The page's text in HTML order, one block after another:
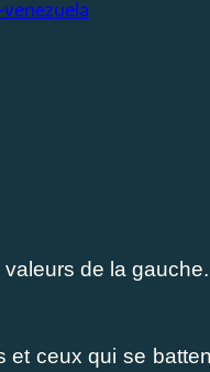
de la gauche.
et ceux qui se